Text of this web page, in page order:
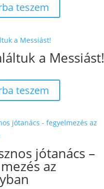
teszem
a Messiást!
teszem
jótanács –
az